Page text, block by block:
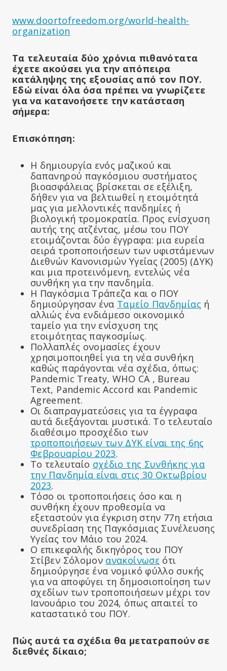
www.doortofreedom.org/world-health-
organization
Τα τελευταία δύο χρόνια πιθανότατα
έχετε ακούσει για την απόπειρα
κατάληψης της εξουσίας από τον ΠΟΥ.
Εδώ είναι όλα όσα πρέπει να γνωρίζετε
για να κατανοήσετε την κατάσταση
σήμερα:
Επισκόπηση:
Η δημιουργία ενός μαζικού και
δαπανηρού παγκόσμιου συστήματος
βιοασφάλειας βρίσκεται σε εξέλιξη,
δήθεν για να βελτιωθεί η ετοιμότητά
μας για μελλοντικές πανδημίες ή
βιολογική τρομοκρατία. Προς ενίσχυση
αυτής της ατζέντας, μέσω του ΠΟΥ
ετοιμάζονται δύο έγγραφα: μια ευρεία
σειρά τροποποιήσεων των υφιστάμενων
Διεθνών Κανονισμών Υγείας (2005) (ΔYK)
και μια προτεινόμενη, εντελώς νέα
συνθήκη για την πανδημία.
Η Παγκόσμια Τράπεζα και ο ΠΟΥ
δημιούργησαν ένα Ταμείο Πανδημίας ή
αλλιώς ένα ενδιάμεσο οικονομικό
ταμείο για την ενίσχυση της
ετοιμότητας παγκοσμίως.
Πολλαπλές ονομασίες έχουν
χρησιμοποιηθεί για τη νέα συνθήκη
καθώς παράγονται νέα σχέδια, όπως:
Pandemic Treaty, WHO CA , Bureau
Text, Pandemic Accord και Pandemic
Agreement.
Οι διαπραγματεύσεις για τα έγγραφα
αυτά διεξάγονται μυστικά. Το τελευταίο
διαθέσιμο προσχέδιο των
τροποποιήσεων των ΔΥΚ είναι της 6ης
Φεβρουαρίου 2023.
Το τελευταίο σχέδιο της Συνθήκης για
την Πανδημία είναι στις 30 Οκτωβρίου
2023.
Τόσο οι τροποποιήσεις όσο και η
συνθήκη έχουν προθεσμία να
εξεταστούν για έγκριση στην 77η ετήσια
συνεδρίαση της Παγκόσμιας Συνέλευσης
Υγείας τον Μάιο του 2024.
Ο επικεφαλής δικηγόρος του ΠΟΥ
Στίβεν Σόλομον ανακοίνωσε ότι
δημιούργησε ένα νομικό φύλλο συκής
για να αποφύγει τη δημοσιοποίηση των
σχεδίων των τροποποιήσεων μέχρι τον
Ιανουάριο του 2024, όπως απαιτεί το
καταστατικό του ΠΟΥ.
Πώς αυτά τα σχέδια θα μετατραπούν σε
διεθνές δίκαιο;